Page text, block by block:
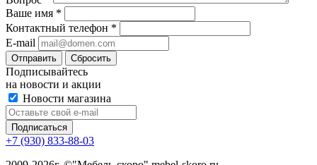
Ваше имя *
Контактный телефон *
E-mail
Сбросить
Подписывайтесь
на новости и акции
Новости магазина
+7 (930) 833-88-03